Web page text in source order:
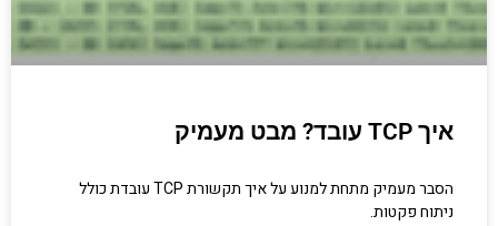
איך TCP עובד? מבט מעמיק
הסבר מעמיק מתחת למנוע על איך תקשורת TCP עובדת כולל
ניתוח פקטות.